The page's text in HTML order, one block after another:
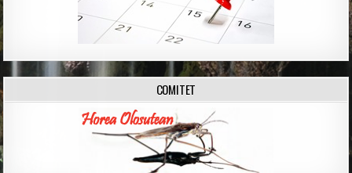
COMITET